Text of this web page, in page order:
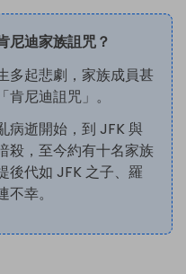
尼迪家族詛咒？
多起悲劇，家族成員甚
尼迪詛咒」。
病逝開始，到 JFK 與
殺，至今約有十名家族
後代如 JFK 之子、羅
幸。